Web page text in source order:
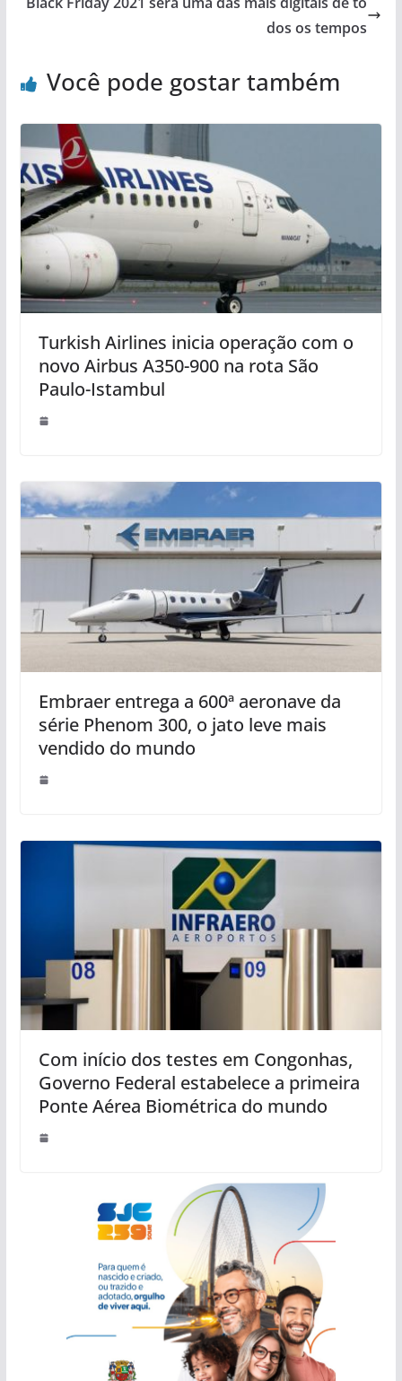
dos os tempos
Você pode gostar também
Turkish Airlines inicia operação com o
novo Airbus A350-900 na rota São
Paulo-Istambul
Embraer entrega a 600ª aeronave da
série Phenom 300, o jato leve mais
vendido do mundo
Com início dos testes em Congonhas,
Governo Federal estabelece a primeira
Ponte Aérea Biométrica do mundo